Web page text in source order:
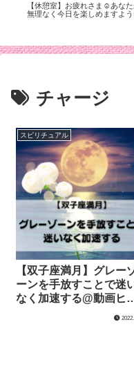
【休憩室】お疲れさま☺︎あな
無理なく今日を楽しめますよう
チャージ
スピリチュアル
【双子座満月】グレー
ーンを手放すことで迷
なく加速する@動画ヒ